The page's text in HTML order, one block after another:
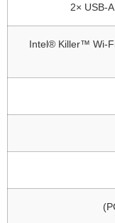
‎2× USB-
Intel® Killer™ Wi-